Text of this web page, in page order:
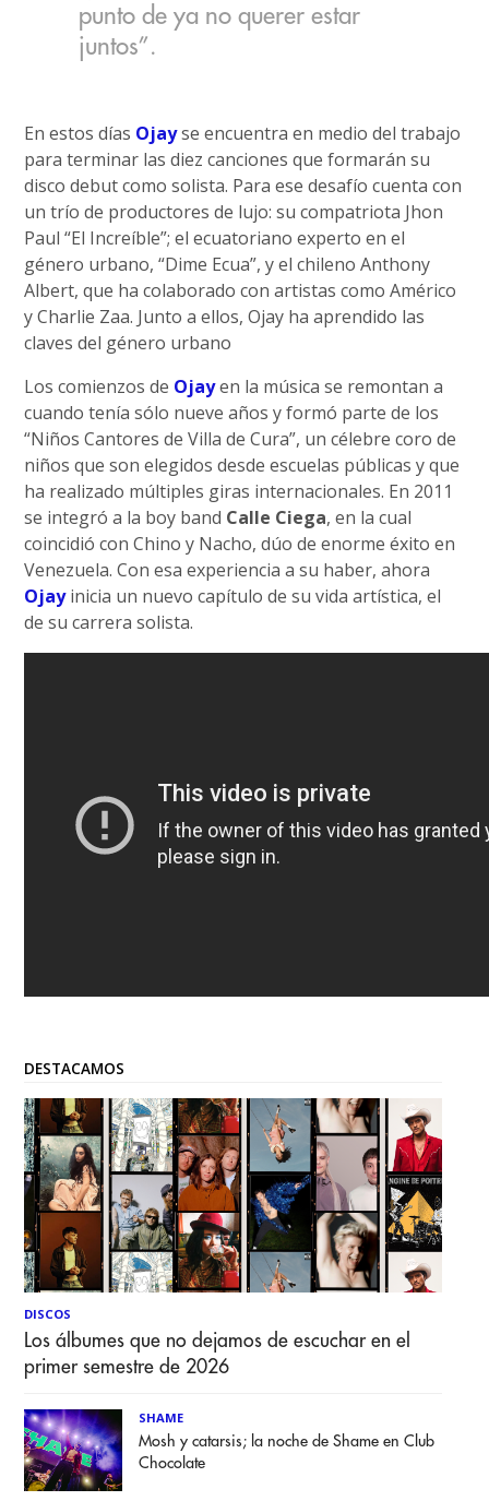
punto de ya no querer estar
juntos”.
En estos días Ojayse encuentra en medio del trabajo
para terminar las diez canciones que formarán su
disco debut como solista. Para ese desafío cuenta con
un trío de productores de lujo: su compatriota Jhon
Paul “El Increíble”; el ecuatoriano experto en el
género urbano, “Dime Ecua”, y el chileno Anthony
Albert, que ha colaborado con artistas como Américo
y Charlie Zaa. Junto a ellos, Ojay ha aprendido las
claves del género urbano
Los comienzos de Ojayen la música se remontan a
cuando tenía sólo nueve años y formó parte de los
“Niños Cantores de Villa de Cura”, un célebre coro de
niños que son elegidos desde escuelas públicas y que
ha realizado múltiples giras internacionales. En 2011
se integró a la boy band Calle Ciega, en la cual
coincidió con Chino y Nacho, dúo de enorme éxito en
Venezuela. Con esa experiencia a su haber, ahora
Ojayinicia un nuevo capítulo de su vida artística, el
de su carrera solista.
DESTACAMOS
DISCOS
Los álbumes que no dejamos de escuchar en el
primer semestre de 2026
SHAME
Mosh y catarsis; la noche de Shame en Club
Chocolate